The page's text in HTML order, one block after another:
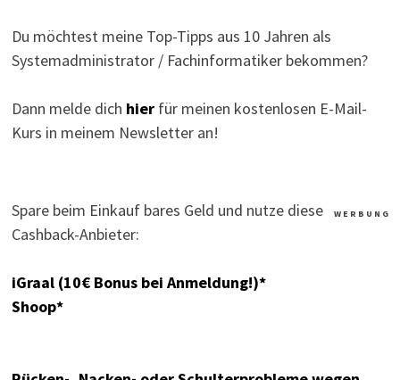
Du möchtest meine Top-Tipps aus 10 Jahren als
Systemadministrator / Fachinformatiker bekommen?
Dann melde dich hierfür meinen kostenlosen E-Mail-
Kurs in meinem Newsletter an!
W E R B U N G
Spare beim Einkauf bares Geld und nutze diese
Cashback-Anbieter:
iGraal (10€ Bonus bei Anmeldung!)*
Shoop*